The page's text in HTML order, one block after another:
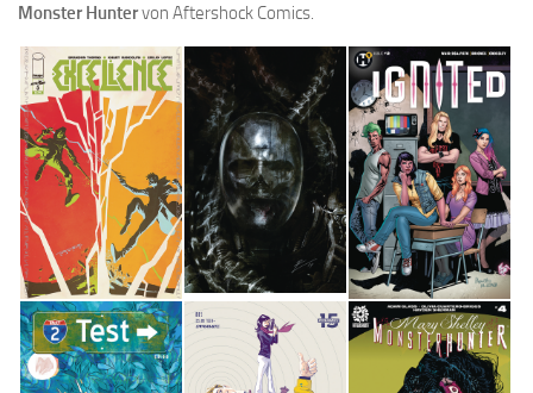
Monster Huntervon Aftershock Comics.